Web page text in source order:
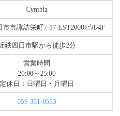
Cynthia
市市諏訪栄町7-17 EST2000ビル4F
鉄四日市駅から徒歩2分
営業時間
20:00～25:00
定休日：日曜日・月曜日
059-351-0553